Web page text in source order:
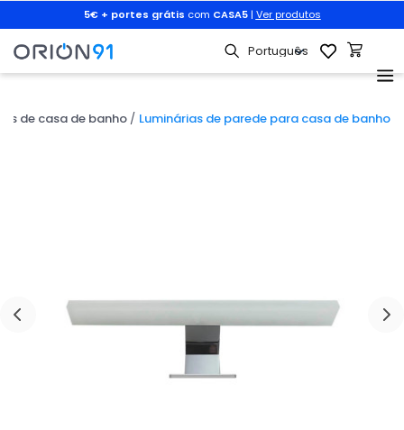
5€ + portes grátis com CASA5| Ver produtos
de casa de banho Luminárias de parede para casa de banho